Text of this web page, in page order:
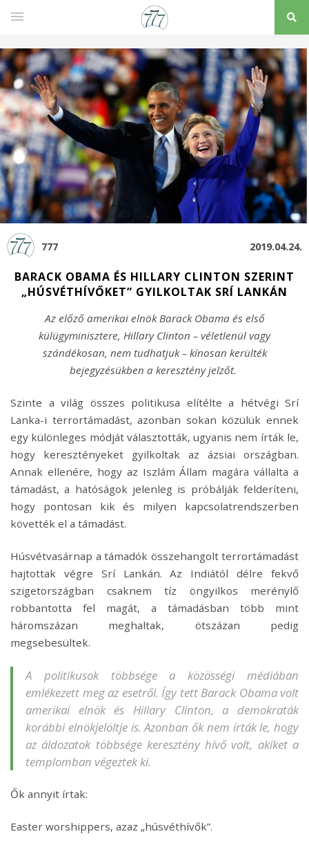
777 2019.04.24.
BARACK OBAMA ÉS HILLARY CLINTON SZERINT
„HÚSVÉTHÍVŐKET” GYILKOLTAK SRÍ LANKÁN
Az előző amerikai elnök Barack Obama és első
külügyminisztere, Hillary Clinton – véletlenül vagy
szándékosan, nem tudhatjuk – kínosan kerülték
bejegyzésükben a keresztény jelzőt.
Szinte a világ összes politikusa elítélte a hétvégi Srí
Lanka-i terrortámadást, azonban sokan közülük ennek
egy különleges módját választották, ugyanis nem írták le,
hogy keresztényeket gyilkoltak az ázsiai országban.
Annak ellenére, hogy az Iszlám Állam magára vállalta a
támadást, a hatóságok jelenleg is próbálják felderíteni,
hogy pontosan kik és milyen kapcsolatrendszerben
követték el a támadást.
Húsvétvasárnap a támadók összehangolt terrortámadást
hajtottak végre Srí Lankán. Az Indiától délre fekvő
szigetországban csaknem tíz öngyilkos merénylő
robbantotta fel magát, a támadásban több mint
háromszázan meghaltak, ötszázan pedig
megsebesültek.
A politikusok többsége a közösségi médiában
emlékezett meg az esetről. Így tett Barack Obama volt
amerikai elnök és Hillary Clinton, a demokraták
korábbi elnökjelöltje is. Azonban ők nem írták le, hogy
az áldozatok többsége keresztény hívő volt, akiket a
templomban végeztek ki.
Ők annyit írtak:
Easter worshippers, azaz „húsvéthívők”.